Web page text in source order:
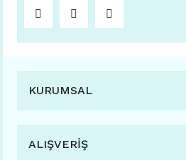
KURUMSAL
ALIŞVERİŞ